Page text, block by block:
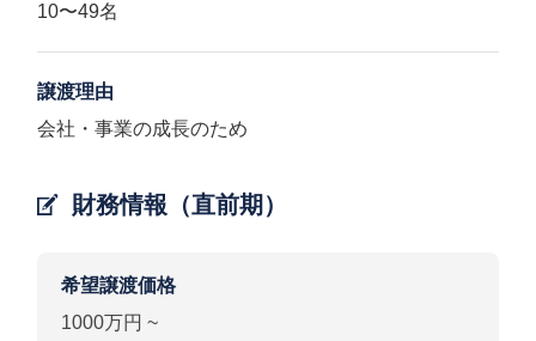
10〜49名
譲渡理由
会社・事業の成長のため
財務情報（直前期）
希望譲渡価格
1000万円 ~